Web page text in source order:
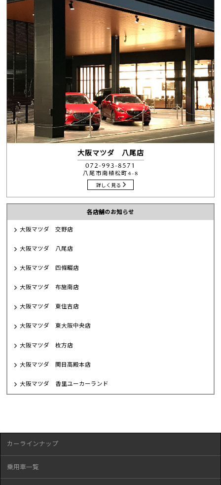
大阪マツダ 八尾店
072-993-8571
八尾市南植松町4-8
詳しく見る
各店舗のお知らせ
大阪マツダ 交野店
大阪マツダ 八尾店
大阪マツダ 四條畷店
大阪マツダ 布施南店
大阪マツダ 東住吉店
大阪マツダ 東大阪中央店
大阪マツダ 枚方店
大阪マツダ 関目高殿本店
大阪マツダ 香里ユーカーランド
カーラインナップ
乗用車一覧